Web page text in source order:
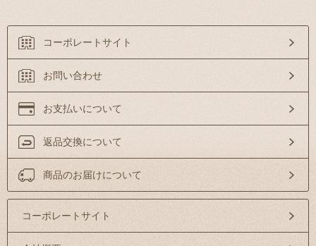
コーポレートサイト
お問い合わせ
お支払いについて
返品交換について
商品のお届けについて
コーポレートサイト